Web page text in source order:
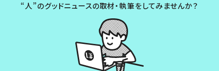
“人”のグッドニュースの取材・執筆をしてみませんか？